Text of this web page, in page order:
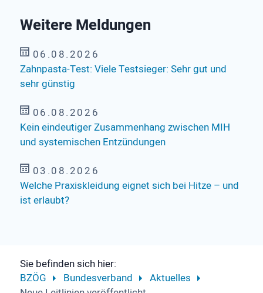
Weitere Meldungen
06.08.2026
Zahnpasta-Test: Viele Testsieger: Sehr gut und
sehr günstig
06.08.2026
Kein eindeutiger Zusammenhang zwischen MIH
und systemischen Entzündungen
03.08.2026
Welche Praxiskleidung eignet sich bei Hitze – und
ist erlaubt?
Sie befinden sich hier:
BZÖG
Bundesverband
Aktuelles